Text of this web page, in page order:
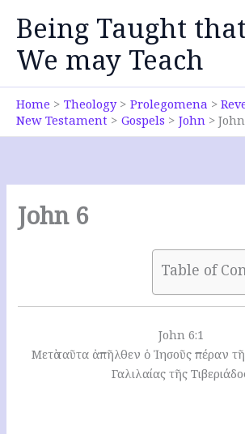
content
Being Taught that
We may Teach
Home Theology Prolegomena
New Testament
Gospels John
John 6
Table of
John 6:1
Μετὰ ταῦτα ἀπῆλθεν ὁ Ἰησοῦς πέραν
Γαλιλαίας τῆς